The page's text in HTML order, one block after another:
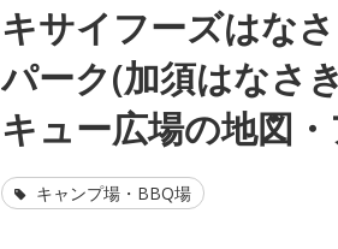
キサイフーズはな
パーク(加須はなさ
キュー広場の地図
キャンプ場・BBQ場